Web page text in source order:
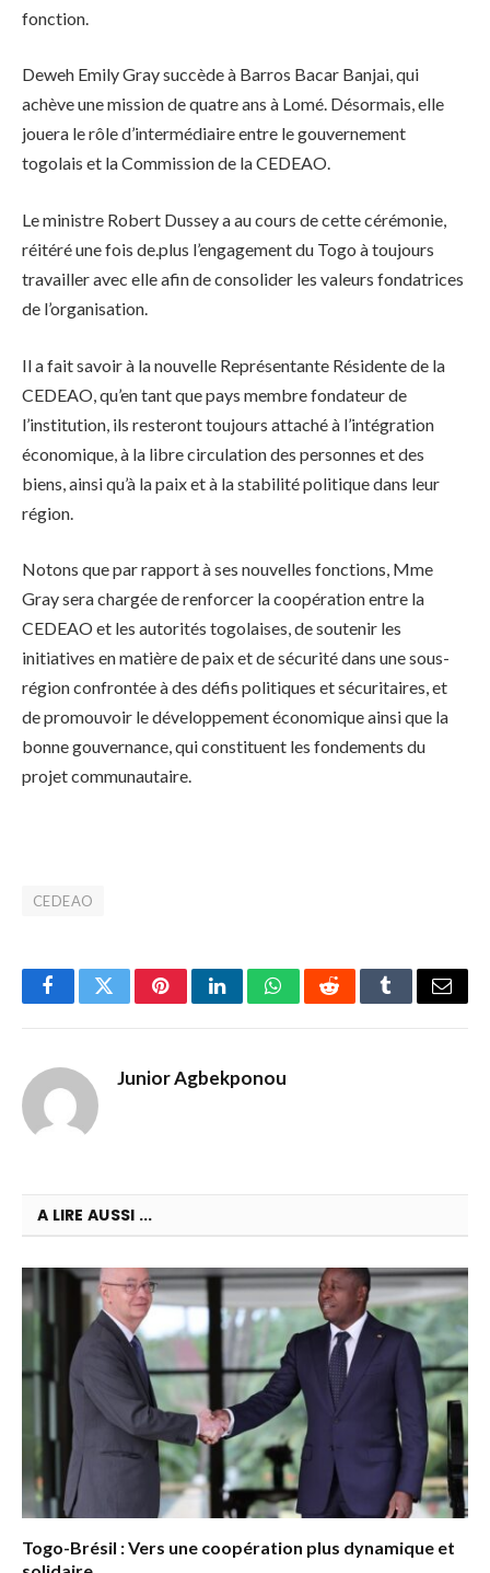
fonction.
Deweh Emily Gray succède à Barros Bacar Banjai, qui
achève une mission de quatre ans à Lomé. Désormais, elle
jouera le rôle d’intermédiaire entre le gouvernement
togolais et la Commission de la CEDEAO.
Le ministre Robert Dussey a au cours de cette cérémonie,
réitéré une fois de.plus l’engagement du Togo à toujours
travailler avec elle afin de consolider les valeurs fondatrices
de l’organisation.
Il a fait savoir à la nouvelle Représentante Résidente de la
CEDEAO, qu’en tant que pays membre fondateur de
l’institution, ils resteront toujours attaché à l’intégration
économique, à la libre circulation des personnes et des
biens, ainsi qu’à la paix et à la stabilité politique dans leur
région.
Notons que par rapport à ses nouvelles fonctions, Mme
Gray sera chargée de renforcer la coopération entre la
CEDEAO et les autorités togolaises, de soutenir les
initiatives en matière de paix et de sécurité dans une sous-
région confrontée à des défis politiques et sécuritaires, et
de promouvoir le développement économique ainsi que la
bonne gouvernance, qui constituent les fondements du
projet communautaire.
CEDEAO
FacebookTwitterPinterestLinkedInWhatsAppRedditTumblrEmail
Junior Agbekponou
A LIRE AUSSI ...
Togo-Brésil : Vers une coopération plus dynamique et